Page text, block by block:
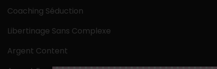
Coaching Séduction
Libertinage Sans Complexe
Argent Content